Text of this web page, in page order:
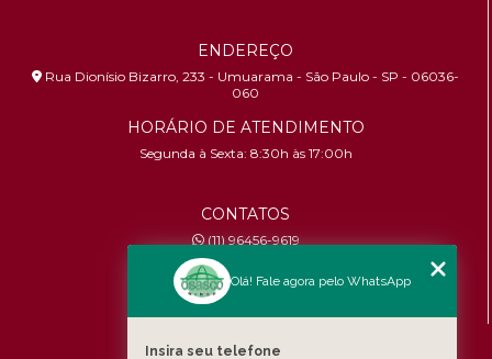
ENDEREÇO
Rua Dionísio Bizarro, 233 - Umuarama - São Paulo - SP - 06036-
060
HORÁRIO DE ATENDIMENTO
Segunda à Sexta: 8:30h às 17:00h
CONTATOS
(11) 96456-9619
contato@osascobrindes.com.br
CNPJ:26.434.153/0001-30
MENU
Olá! Fale agora pelo WhatsApp
Insira seu telefone